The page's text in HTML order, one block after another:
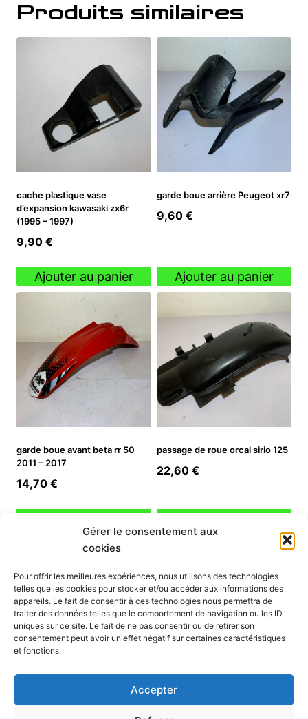
Gérer le consentement aux
cookies
Pour offrir les meilleures expériences, nous utilisons des technologies
telles que les cookies pour stocker et/ou accéder aux informations des
appareils. Le fait de consentir à ces technologies nous permettra de
traiter des données telles que le comportement de navigation ou les ID
uniques sur ce site. Le fait de ne pas consentir ou de retirer son
consentement peut avoir un effet négatif sur certaines caractéristiques
et fonctions.
Accepter
Produits similaires
cache plastique vase
d’expansion kawasaki zx6r
(1995 – 1997)
9,90 €
Ajouter au panier
garde boue arrière Peugeot xr7
9,60 €
Ajouter au panier
garde boue avant beta rr 50
2011 – 2017
14,70 €
passage de roue orcal sirio 125
22,60 €
INFORMATION
Mon compte
Nous contacter
Mode paiement
Nos services
Politique de confidentialité
Politique de cookies (UE)